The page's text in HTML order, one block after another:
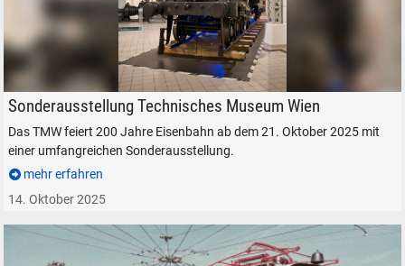
Technisches Museum Wien, im Sommer 2020.
Sonderausstellung Technisches Museum Wien
Das TMW feiert 200 Jahre Eisenbahn ab dem 21. Oktober 2025 mit
einer umfangreichen Sonderausstellung.
mehr erfahren
14. Oktober 2025